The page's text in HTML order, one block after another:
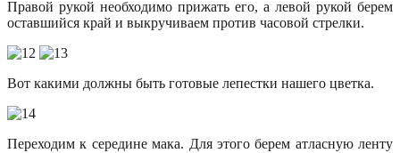
Правой рукой необходимо прижать его, а левой рукой берем
оставшийся край и выкручиваем против часовой стрелки.
Вот какими должны быть готовые лепестки нашего цветка.
Переходим к середине мака. Для этого берем атласную ленту